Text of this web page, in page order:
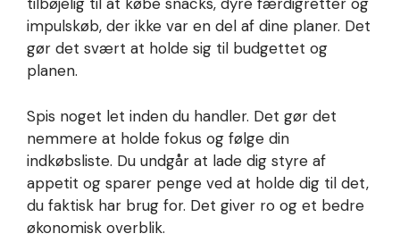
impulskøb, der ikke var en del af dine planer. Det
gør det svært at holde sig til budgettet og
planen.
Spis noget let inden du handler. Det gør det
nemmere at holde fokus og følge din
indkøbsliste. Du undgår at lade dig styre af
appetit og sparer penge ved at holde dig til det,
du faktisk har brug for. Det giver ro og et bedre
økonomisk overblik.